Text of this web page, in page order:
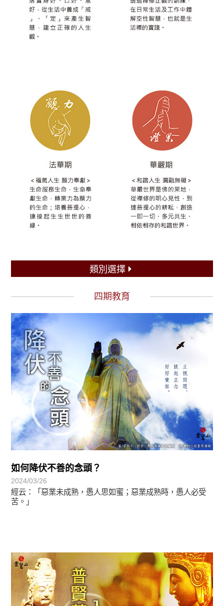
四期教育
如何降伏不善的念頭？
2024/03/26
經云：「惡業未成熟，愚人思如蜜；惡業成熟時，愚人必受
苦。」
初轉法-阿含期
圓滿覺-華嚴期
類別選擇